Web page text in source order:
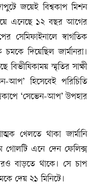
জয়েই বিশ্বকাপ মিশন
এনেছে ১২ বছর আগের
সেমিফাইনালে স্বাগতিক
দিয়েছিল জার্মানরা।
বিভীষিকাময় স্মৃতির সাক্ষী
আপ’ হিসেবেই পরিচিতি
‘সেভেন-আপ’ উপহার
খেলতে থাকা জার্মানি
গোলটি এনে দেন ফেলিক্স
বাড়তে থাকে। সে চাপ
দেয় ২১ মিনিটে।